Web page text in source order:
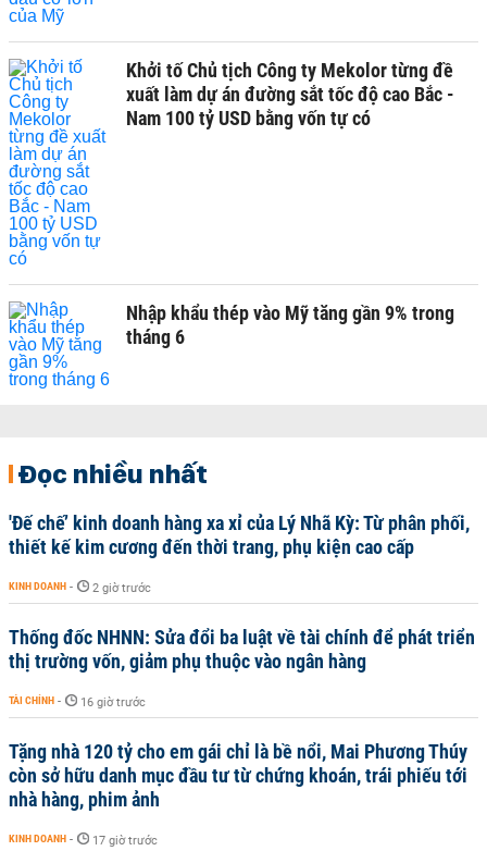
Khởi tố Chủ tịch Công ty Mekolor từng đề
xuất làm dự án đường sắt tốc độ cao Bắc -
Nam 100 tỷ USD bằng vốn tự có
Nhập khẩu thép vào Mỹ tăng gần 9% trong
tháng 6
Đọc nhiều nhất
'Đế chế’ kinh doanh hàng xa xỉ của Lý Nhã Kỳ: Từ phân phối,
thiết kế kim cương đến thời trang, phụ kiện cao cấp
KINH DOANH - 2 giờ trước
Thống đốc NHNN: Sửa đổi ba luật về tài chính để phát triển
thị trường vốn, giảm phụ thuộc vào ngân hàng
TÀI CHÍNH - 16 giờ trước
Tặng nhà 120 tỷ cho em gái chỉ là bề nổi, Mai Phương Thúy
còn sở hữu danh mục đầu tư từ chứng khoán, trái phiếu tới
nhà hàng, phim ảnh
KINH DOANH - 17 giờ trước